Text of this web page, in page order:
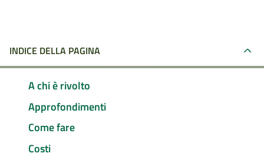
INDICE DELLA PAGINA
A chi è rivolto
Approfondimenti
Come fare
Costi